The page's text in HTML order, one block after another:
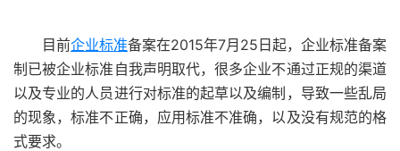
目前企业标准备案在2015年7月25日起，企业标准备案
制已被企业标准自我声明取代，很多企业不通过正规的渠道
以及专业的人员进行对标准的起草以及编制，导致一些乱局
的现象，标准不正确，应用标准不准确，以及没有规范的格
式要求。